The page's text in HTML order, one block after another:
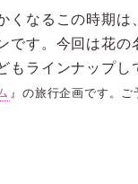
なるこの時期
す。今回は花
ラインナップし
』の旅行企画です。ご